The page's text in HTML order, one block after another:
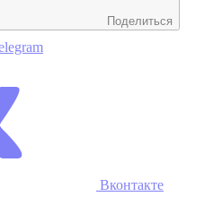
Поделиться
Вконтакте